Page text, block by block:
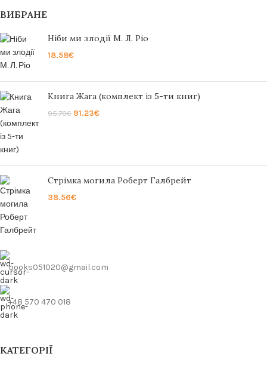
ВИБРАНЕ
Ніби ми злодії М. Л. Ріо
18.58€
Книга Жага (комплект із 5-ти книг)
95.70€ 91.23€
Стрімка могила Роберт Галбрейт
38.56€
books051020@gmail.com
+48 570 470 018
КАТЕГОРІЇ